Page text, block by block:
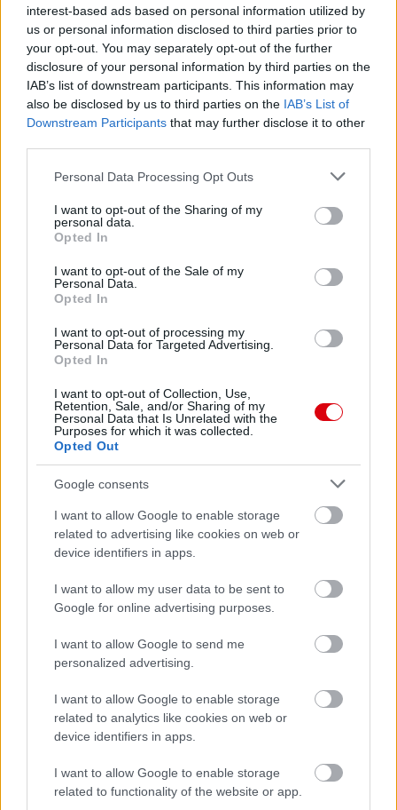
interest-based ads based on personal information utilized by
us or personal information disclosed to third parties prior to
your opt-out. You may separately opt-out of the further
disclosure of your personal information by third parties on the
IAB’s list of downstream participants. This information may
also be disclosed by us to third parties on the IAB’s List of
Downstream Participants that may further disclose it to other
Please note that this website/app uses one or more Google
not limited to your visit or usage behaviour. You may click to
grant or deny consent to Google and its third-party tags to
use your data for below specified purposes in below Google
consent section.
Personal Data Processing Opt Outs
I want to opt-out of the Sharing of my
personal data.
Opted In
I want to opt-out of the Sale of my
Personal Data.
Opted In
I want to opt-out of processing my
Personal Data for Targeted Advertising.
Opted In
I want to opt-out of Collection, Use,
Retention, Sale, and/or Sharing of my
Personal Data that Is Unrelated with the
Purposes for which it was collected.
Opted Out
Google consents
I want to allow Google to enable storage
related to advertising like cookies on web or
device identifiers in apps.
I want to allow my user data to be sent to
Google for online advertising purposes.
I want to allow Google to send me
personalized advertising.
I want to allow Google to enable storage
related to analytics like cookies on web or
device identifiers in apps.
I want to allow Google to enable storage
related to functionality of the website or app.
Meccs Center
Paris Saint-Germainvs